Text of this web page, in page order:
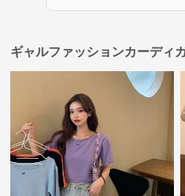
ギャルファッションカーディ